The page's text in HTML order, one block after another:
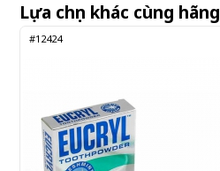
Lựa chọn khác cùng hãng
#12424